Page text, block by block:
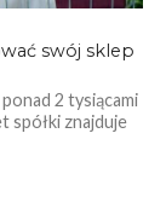
swój sklep
2 tysiącami
spółki znajduje